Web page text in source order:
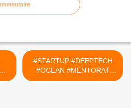
#STARTUP #DEEPTECH
#OCEAN #MENTORAT
#FRANCESTARTUPOCEAN